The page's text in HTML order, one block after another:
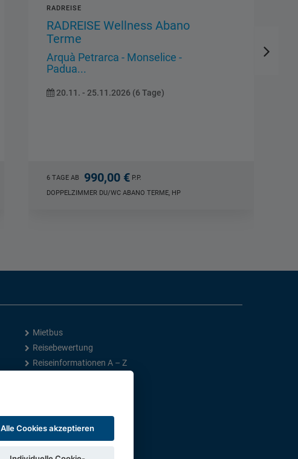
STANDORTREISE
Inselhüpfen OstfrieslandBorkum
- Spiekeroog - Norderney
Emden - Krummhörn: Rysum -
Greetsiel...
12.09. - 17.09.2026 (6 Tage)
6 TAGE AB 1.019,00 €
DOPPELZIMMER DU/WC EMDEN, HP
Mietbus
Reisebewertung
Reiseinformationen A – Z
Alle Cookies akzeptieren